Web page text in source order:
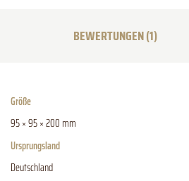
BEWERTUNGEN (1)
Größe
95 × 95 × 200 mm
Ursprungsland
Deutschland